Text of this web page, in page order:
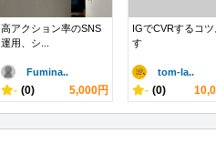
高アクション率のSNS
運用、シ...
Fumina..
- (0) 5,000円
IGでCVRするコ
す
tom-la..
- (0)